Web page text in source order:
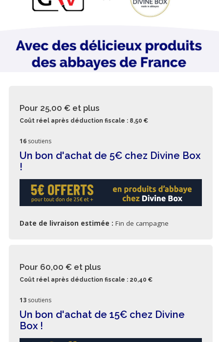
Pour 25,00 € et plus
Coût réel après déduction fiscale : 8,50 €
16 soutiens
Un bon d'achat de 5€ chez Divine Box
!
Date de livraison estimée : Fin de campagne
Pour 60,00 € et plus
Coût réel après déduction fiscale : 20,40 €
13 soutiens
Un bon d'achat de 15€ chez Divine
Box !